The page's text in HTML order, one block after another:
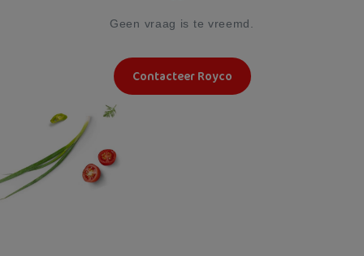
Geen vraag is te vreemd.
Contacteer Royco